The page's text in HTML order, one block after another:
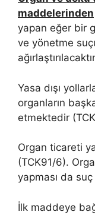
maddelerinden
yapan eğer bir
ve yönetme
Yasa dışı
organların
etmektedir
Organ ticareti
(TCK91/6).
yapması da
İlk maddeye